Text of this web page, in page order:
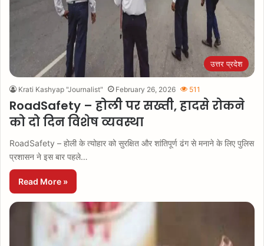
उत्तर प्रदेश
Krati Kashyap "Journalist" February 26, 2026 511
RoadSafety – होली पर सख्ती, हादसे रोकने
को दो दिन विशेष व्यवस्था
RoadSafety – होली के त्योहार को सुरक्षित और शांतिपूर्ण ढंग से मनाने के लिए पुलिस
प्रशासन ने इस बार पहले…
Read More »